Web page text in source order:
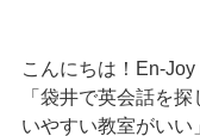
こんにちは！En-
「袋井で英会話を
いやすい教室がい